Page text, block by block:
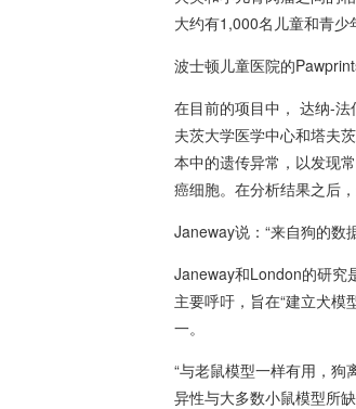
大约有1,000名儿童和青少
波士顿儿童医院的
在目前的项目中， 达纳-法
夫茨大学医学中心和塔夫
本中的遗传异常，以发现
癌细胞。在分析结果之后
Janeway说：“来自狗的数
Janeway和London的研究
主要呼吁，旨在“建立犬模
一。
“与老鼠模型一样有用，狗
异性与大多数小鼠模型所